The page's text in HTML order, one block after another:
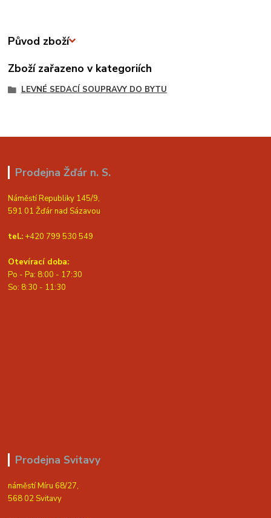
Původ zboží
Zboží zařazeno v kategoriích
LEVNÉ SEDACÍ SOUPRAVY DO BYTU
Prodejna Žďár n. S.
Náměstí Republiky 145/9,
591 01 Žďár nad Sázavou
tel.: +420 799 530 549
Otevírací doba:
Po - Pa: 8:00 - 17:30
So: 8:30 - 11:30
Prodejna Svitavy
náměstí Míru 68/27,
568 02 Svitavy